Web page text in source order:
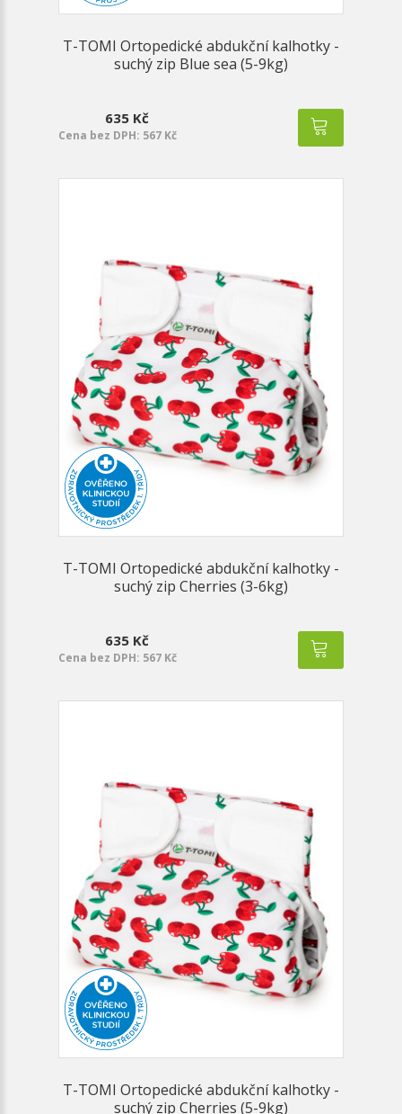
T-TOMI Ortopedické abdukční kalhotky -
suchý zip Blue sea (5-9kg)
635 Kč
Cena bez DPH: 567 Kč
T-TOMI Ortopedické abdukční kalhotky -
suchý zip Cherries (3-6kg)
635 Kč
Cena bez DPH: 567 Kč
T-TOMI Ortopedické abdukční kalhotky -
suchý zip Cherries (5-9kg)